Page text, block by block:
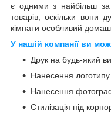
є одними з найбільш
товарів, оскільки вони
кімнати особливий
У нашій компанії ви
Друк на будь-який
Нанесення логотипу
Нанесення
Стилізація під